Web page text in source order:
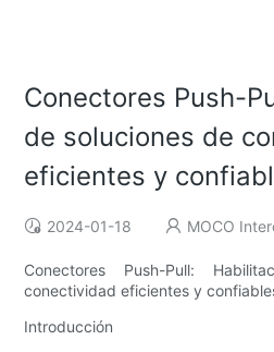
Conectores Push-
de soluciones de
eficientes y
2024-01-18 MOCO
Conectores Push-Pull:
conectividad eficientes y
Introducción